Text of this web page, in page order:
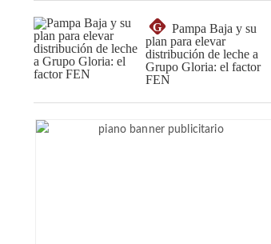
G
Pampa Baja y su
plan para elevar
distribución de leche a
Grupo Gloria: el factor
FEN